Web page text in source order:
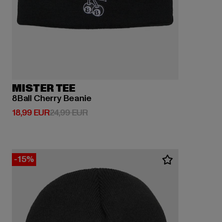
MISTER TEE
8Ball Cherry Beanie
18,99 EUR
Derzeitiger Preis: 18,99 EUR
24,99 EURAktionspreis: 24,99 EUR
-15%